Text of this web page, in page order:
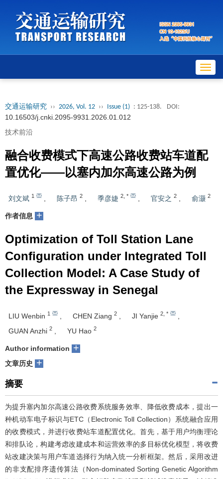
交通运输研究 ›› 2026, Vol. 12 ›› Issue (1) : 125-138. DOI:
10.16503/j.cnki.2095-9931.2026.01.012
技术前沿
融合收费模式下高速公路收费站车道配
置优化——以塞内加尔高速公路为例
刘文斌 1 陈子昂 2 季彦婕 2, * 官安之 2 俞灏 2
作者信息 +
Optimization of Toll Station Lane
Configuration under Integrated Toll
Collection Model: A Case Study of
the Expressway in Senegal
LIU Wenbin 1 CHEN Ziang 2 JI Yanjie 2, *
GUAN Anzhi 2 YU Hao 2
Author information +
文章历史 +
摘要
为提升塞内加尔高速公路收费系统服务效率、降低收费成本，提出一
种机动车电子标识与ETC（Electronic Toll Collection）系统融合应用
的收费模式，并进行收费站车道配置优化。首先，基于用户均衡理论
和排队论，构建考虑改建成本和运营效率的多目标优化模型，将收费
站改建决策与用户车道选择行为纳入统一分析框架。然后，采用改进
的非支配排序遗传算法（Non-dominated Sorting Genetic Algorithm